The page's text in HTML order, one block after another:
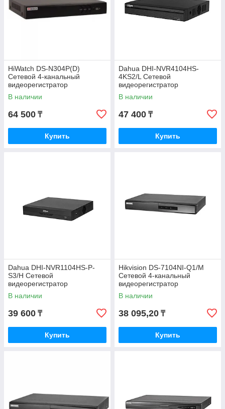
HiWatch DS-N304P(D)
Сетевой 4-канальный
видеорегистратор
В наличии
64 500 ₸
Купить
Dahua DHI-NVR4104HS-
4KS2/L Сетевой
видеорегистратор
В наличии
47 400 ₸
Купить
Dahua DHI-NVR1104HS-P-
S3/H Сетевой
видеорегистратор
В наличии
39 600 ₸
Купить
Hikvision DS-7104NI-Q1/M
Сетевой 4-канальный
видеорегистратор
В наличии
38 095,20 ₸
Купить